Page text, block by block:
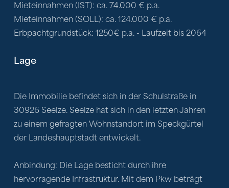
Mieteinnahmen (IST): ca. 74.000 € p.a.
Mieteinnahmen (SOLL): ca. 124.000 € p.a.
Erbpachtgrundstück: 1250€ p.a. - Laufzeit bis 2064
Lage
Die Immobilie befindet sich in der Schulstraße in
30926 Seelze. Seelze hat sich in den letzten Jahren
zu einem gefragten Wohnstandort im Speckgürtel
der Landeshauptstadt entwickelt.
Anbindung: Die Lage besticht durch ihre
hervorragende Infrastruktur. Mit dem Pkw beträgt